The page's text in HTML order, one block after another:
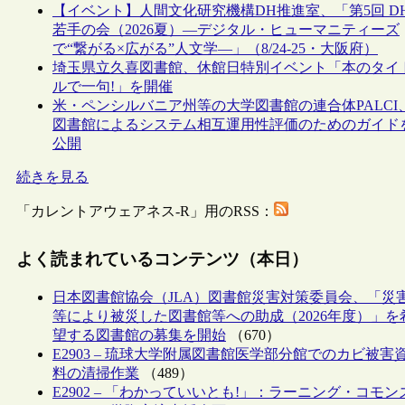
【イベント】人間文化研究機構DH推進室、「第5回
若手の会（2026夏）―デジタル・ヒューマニティーズ
で“繋がる×広がる”人文学―」（8/24-25・大阪府）
埼玉県立久喜図書館、休館日特別イベント「本のタイ
ルで一句!」を開催
米・ペンシルバニア州等の大学図書館の連合体PALCI、
図書館によるシステム相互運用性評価のためのガイド
公開
続きを見る
「カレントアウェアネス-R」用のRSS：
よく読まれているコンテンツ（本日）
日本図書館協会（JLA）図書館災害対策委員会、「災
等により被災した図書館等への助成（2026年度）」を
望する図書館の募集を開始 （670）
E2903 – 琉球大学附属図書館医学部分館でのカビ被害
料の清掃作業 （489）
E2902 – 「わかっていいとも!」：ラーニング・コモン